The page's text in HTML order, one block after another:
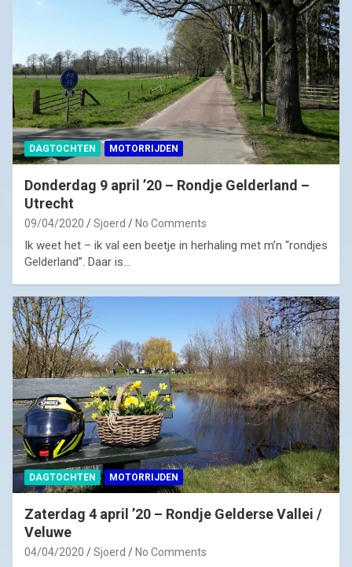
DAGTOCHTEN MOTORRIJDEN
Donderdag 9 april ’20 – Rondje Gelderland –
Utrecht
09/04/2020 Sjoerd No Comments
Ik weet het – ik val een beetje in herhaling met m’n “rondjes
Gelderland”. Daar is…
DAGTOCHTEN MOTORRIJDEN
Zaterdag 4 april ’20 – Rondje Gelderse Vallei /
Veluwe
04/04/2020 Sjoerd No Comments